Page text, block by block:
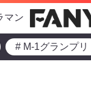
マン
# M-1グランプリ